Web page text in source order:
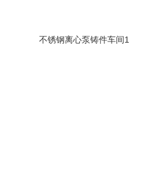
不锈钢离心泵铸件车间1